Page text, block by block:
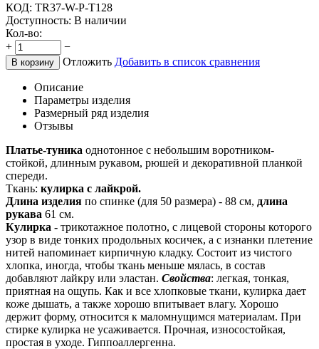
КОД: TR37-W-P-T128
Доступность: В наличии
Кол-во:
+
−
В корзину Отложить Добавить в список сравнения
Описание
Параметры изделия
Размерный ряд изделия
Отзывы
Платье-туника однотонное с небольшим воротником-
стойкой, длинным рукавом, рюшей и декоративной планкой
спереди.
Ткань: кулирка с лайкрой.
Длина изделия по спинке (для 50 размера) - 88 см, длина
рукава 61 см.
Кулирка - трикотажное полотно, с лицевой стороны которого
узор в виде тонких продольных косичек, а с изнанки плетение
нитей напоминает кирпичную кладку. Состоит из чистого
хлопка, иногда, чтобы ткань меньше мялась, в состав
добавляют лайкру или эластан. Свойства: легкая, тонкая,
приятная на ощупь. Как и все хлопковые ткани, кулирка дает
коже дышать, а также хорошо впитывает влагу. Хорошо
держит форму, относится к маломнущимся материалам. При
стирке кулирка не усаживается. Прочная, износостойкая,
простая в уходе. Гиппоаллергенна.